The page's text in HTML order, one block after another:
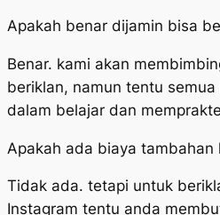
Apakah benar dijamin bisa
Benar. kami akan
beriklan, namun tentu
dalam belajar dan
Apakah ada biaya tambahan
Tidak ada. tetapi untuk
Instagram tentu anda